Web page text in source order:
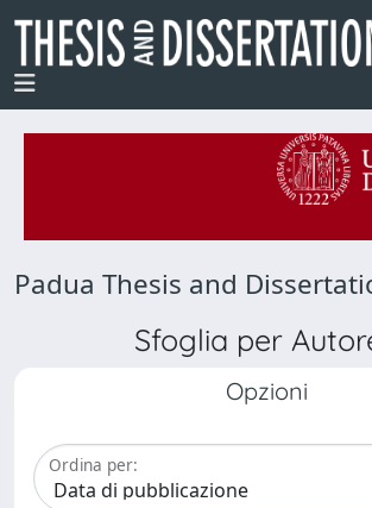
Padua Thesis and
Sfoglia per
Opzioni
Ordina per: